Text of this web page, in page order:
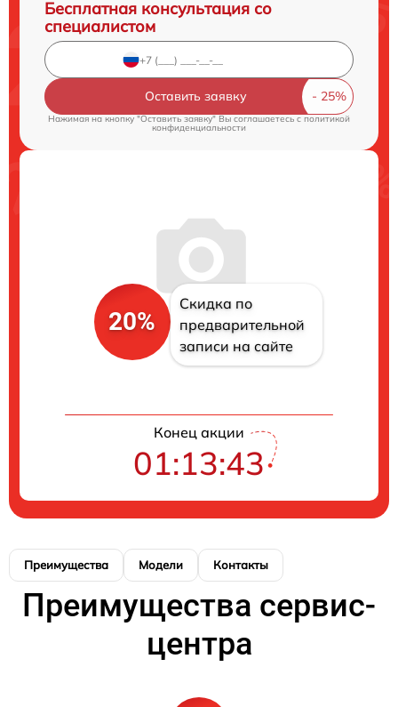
Бесплатная консультация со
специалистом
Оставить заявку
Нажимая на кнопку "Оставить заявку" Вы соглашаетесь c политикой
конфиденциальности
20%
Скидка по
предварительной
записи на сайте
Конец акции
01:13:43
Преимущества Модели Контакты
Преимущества сервис-
центра